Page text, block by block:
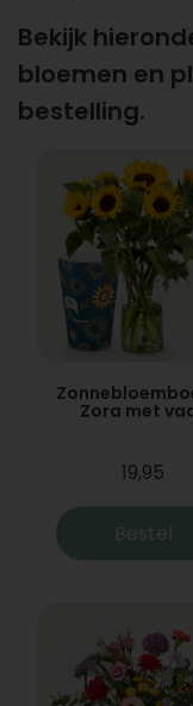
Bekijk
bloemen en
bestelling.
Zora met
19,95
Bestel